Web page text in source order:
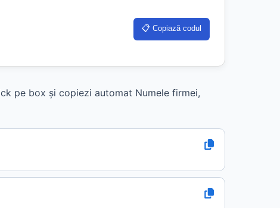
📋 Copiază codul
pe box și copiezi automat Numele firmei,